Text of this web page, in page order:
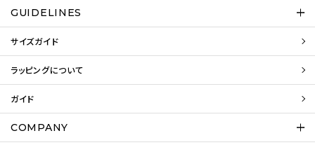
GUIDELINES
サイズガイド
ラッピングについて
ガイド
COMPANY